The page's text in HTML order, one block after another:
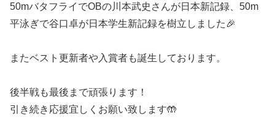
50mバタフライでOBの川本武史さんが日本新記録、50m
平泳ぎで谷口卓が日本学生新記録を樹立しました🎉
またベスト更新者や入賞者も誕生しております。
後半戦も最後まで頑張ります！
引き続き応援宜しくお願い致します🤲